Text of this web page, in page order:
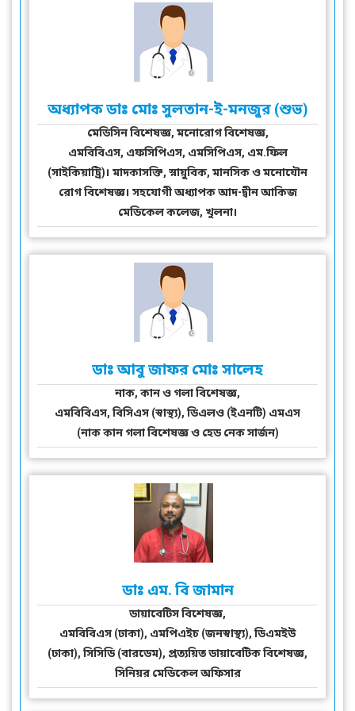
অধ্যাপক ডাঃ মোঃ সুলতান-ই-মনজুর (শুভ)
মেডিসিন বিশেষজ্ঞ, মনোরোগ বিশেষজ্ঞ,
এমবিবিএস, এফসিপিএস, এমসিপিএস, এম.ফিল
(সাইকিয়াট্রি)। মাদকাসক্তি, স্নায়ুবিক, মানসিক ও মনোযৌন
রোগ বিশেষজ্ঞ। সহযোগী অধ্যাপক আদ-দ্বীন আকিজ
মেডিকেল কলেজ, খুলনা।
ডাঃ আবু জাফর মোঃ সালেহ
নাক, কান ও গলা বিশেষজ্ঞ,
এমবিবিএস, বিসিএস (স্বাস্থ্য), ডিএলও (ইএনটি) এমএস
(নাক কান গলা বিশেষজ্ঞ ও হেড নেক সার্জন)
ডাঃ এম. বি জামান
ডায়াবেটিস বিশেষজ্ঞ,
এমবিবিএস (ঢাকা), এমপিএইচ (জনস্বাস্থ্য), ডিএমইউ
(ঢাকা), সিসিডি (বারডেম), প্রত্যয়িত ডায়াবেটিক বিশেষজ্ঞ,
সিনিয়র মেডিকেল অফিসার